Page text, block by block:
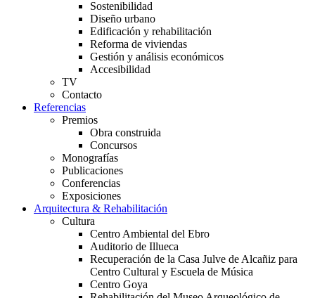
Sostenibilidad
Diseño urbano
Edificación y rehabilitación
Reforma de viviendas
Gestión y análisis económicos
Accesibilidad
TV
Contacto
Referencias
Premios
Obra construida
Concursos
Monografías
Publicaciones
Conferencias
Exposiciones
Arquitectura & Rehabilitación
Cultura
Centro Ambiental del Ebro
Auditorio de Illueca
Recuperación de la Casa Julve de Alcañiz para
Centro Cultural y Escuela de Música
Centro Goya